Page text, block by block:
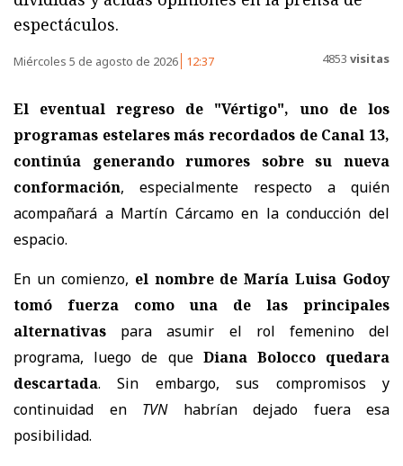
espectáculos.
Miércoles 5 de agosto de 2026 12:37 4853 visitas
El eventual regreso de "Vértigo", uno de los
programas estelares más recordados de Canal 13,
continúa generando rumores sobre su nueva
conformación, especialmente respecto a quién
acompañará a Martín Cárcamo en la conducción del
espacio.
En un comienzo, el nombre de María Luisa Godoy
tomó fuerza como una de las principales
alternativas para asumir el rol femenino del
programa, luego de que Diana Bolocco quedara
descartada. Sin embargo, sus compromisos y
continuidad en TVNhabrían dejado fuera esa
posibilidad.